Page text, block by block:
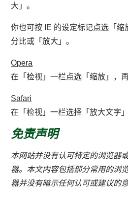
大」。
你也可按 IE 的设定标记点选「缩
分比或「放大」。
Opera
在「检视」一栏点选「缩放」，
Safari
在「检视」一栏选择「放大文字」
免责声明
本网站并没有认可特定的浏览器
器。本文内容包括部分常用的浏
器并没有暗示任何认可或建议的意